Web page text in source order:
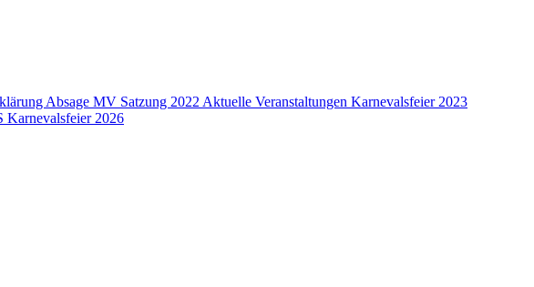
Absage MV Satzung 2022 Aktuelle Veranstaltungen Karnevalsfeier 2023
Karnevalsfeier 2026